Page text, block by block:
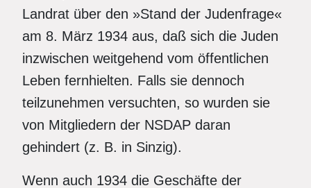
Landrat über den »Stand der Judenfrage«
am 8. März 1934 aus, daß sich die Juden
inzwischen weitgehend vom öffentlichen
Leben fernhielten. Falls sie dennoch
teilzunehmen versuchten, so wurden sie
von Mitgliedern der NSDAP daran
gehindert (z. B. in Sinzig).
Wenn auch 1934 die Geschäfte der